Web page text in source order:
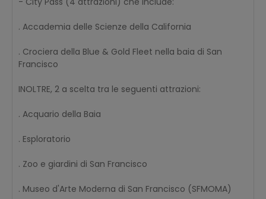
. Accademia delle Scienze della California
. Crociera della Blue & Gold Fleet nella baia di San
Francisco
INOLTRE, 2 a scelta tra le seguenti attrazioni:
. Acquario della Baia
. Esploratorio
. Zoo e giardini di San Francisco
. Museo d'Arte Moderna di San Francisco (SFMOMA)